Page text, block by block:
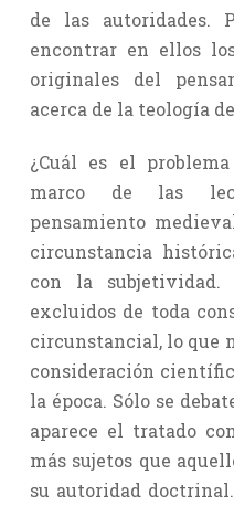
de las autoridades.
encontrar en ellos
originales del
acerca de la teología
¿Cuál es el
marco de las
pensamiento
circunstancia
con la subjetividad.
excluidos de toda
circunstancial, lo que
consideración
la época. Sólo se
aparece el tratado
más sujetos que
su autoridad